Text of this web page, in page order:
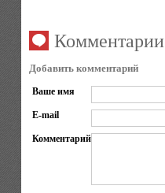
Комментарии
Добавить комментарий
Ваше имя
E-mail
Комментарий